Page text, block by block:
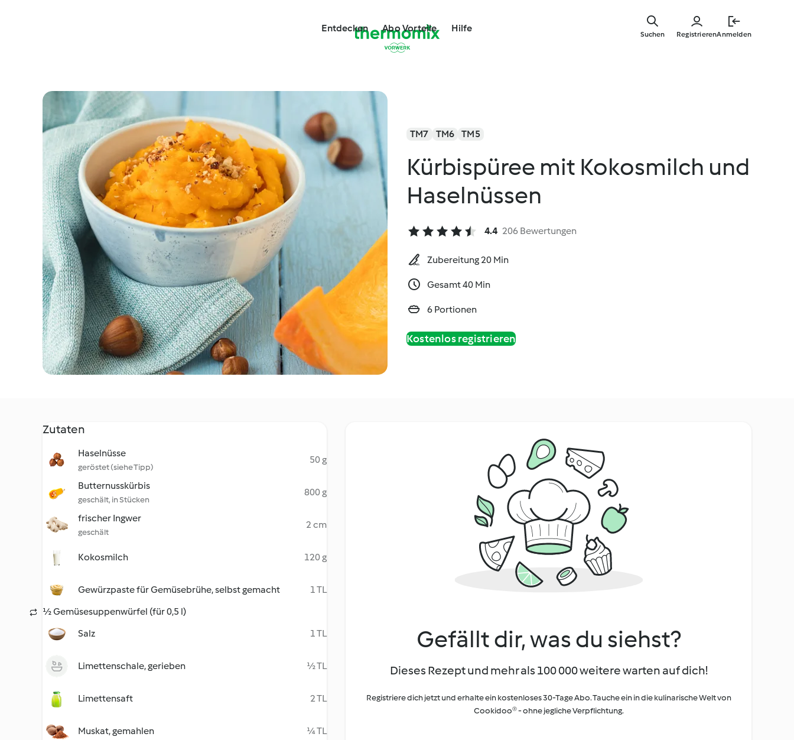
springen
Entdecken Abo Vorteile Hilfe
RegistrierenAnmelden
Suchen
TM7 TM6 TM5
Kürbispüree mit Kokosmilch und
Haselnüssen
4.4 206 Bewertungen
Zubereitung 20 Min
Gesamt 40 Min
6 Portionen
Kostenlos registrieren
Zutaten
Haselnüsse
geröstet (siehe Tipp)
50 g
Butternusskürbis
geschält, in Stücken
800 g
frischer Ingwer
geschält
2 cm
Kokosmilch 120 g
Gewürzpaste für Gemüsebrühe, selbst gemacht
1 TL
½ Gemüsesuppenwürfel (für 0,5 l)
Salz
1 TL
Limettenschale, gerieben ½ TL
Limettensaft 2 TL
Muskat, gemahlen ¼ TL
Gefällt dir, was du siehst?
Dieses Rezept und mehr als 100 000 weitere warten auf dich!
Registriere dich jetzt und erhalte ein kostenloses 30-Tage Abo. Tauche ein in die kulinarische Welt von
Cookidoo® - ohne jegliche Verpflichtung.